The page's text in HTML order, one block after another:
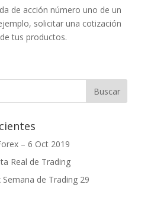
de acción número uno de un
solicitar una cotización
tus productos.
– 6 Oct 2019
Real de Trading
de Trading 29